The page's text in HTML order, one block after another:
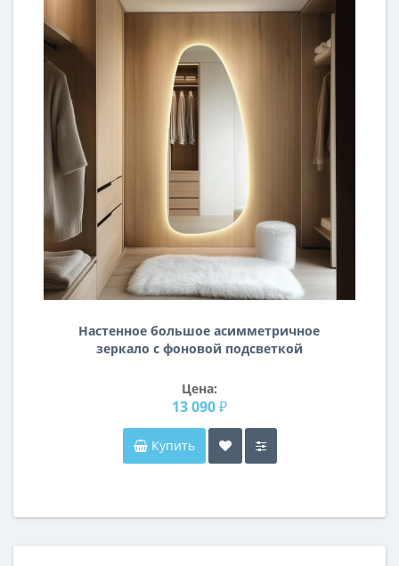
Настенное большое асимметричное
зеркало с фоновой подсветкой
Цена:
13 090 ₽
Купить